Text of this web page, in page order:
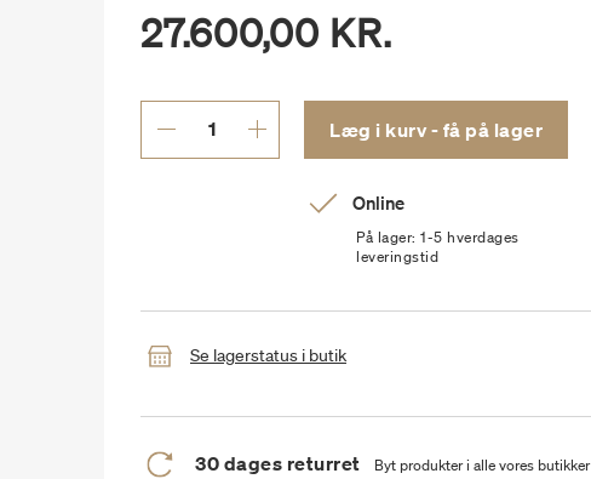
27.600,00 KR.
Læg i kurv - få på lager
Online
På lager: 1-5 hverdages
leveringstid
Se lagerstatus i butik
30 dages returret Byt produkter i alle vores butikker